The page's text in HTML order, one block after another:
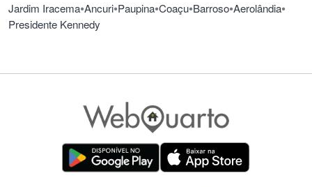
Jardim Iracema•Ancuri•Paupina•Coaçu•Barroso•Aerolândia•
Presidente Kennedy